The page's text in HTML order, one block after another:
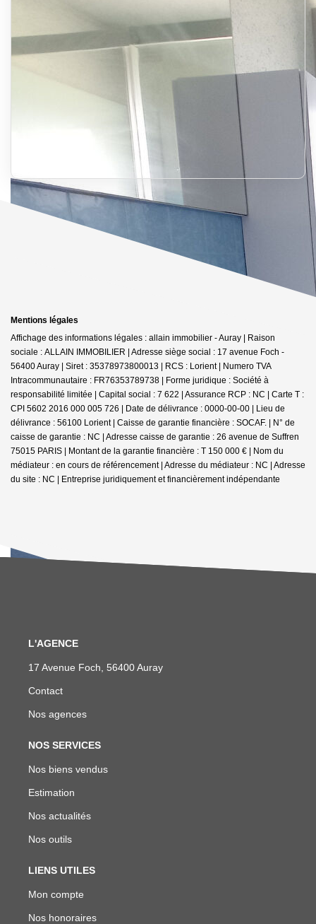
Mentions légales
Affichage des informations légales : allain immobilier - Auray | Raison
sociale : ALLAIN IMMOBILIER | Adresse siège social : 17 avenue Foch -
56400 Auray | Siret : 35378973800013 | RCS : Lorient | Numero TVA
Intracommunautaire : FR76353789738 | Forme juridique : Société à
responsabilité limitée | Capital social : 7 622 | Assurance RCP : NC | Carte T :
CPI 5602 2016 000 005 726 | Date de délivrance : 0000-00-00 | Lieu de
délivrance : 56100 Lorient | Caisse de garantie financière : SOCAF. | N° de
caisse de garantie : NC | Adresse caisse de garantie : 26 avenue de Suffren
75015 PARIS | Montant de la garantie financière : T 150 000 € | Nom du
médiateur : en cours de référencement | Adresse du médiateur : NC | Adresse
du site : NC | Entreprise juridiquement et financièrement indépendante
L'AGENCE
17 Avenue Foch, 56400 Auray
Contact
Nos agences
NOS SERVICES
Nos biens vendus
Estimation
Nos actualités
Nos outils
LIENS UTILES
Mon compte
Nos honoraires